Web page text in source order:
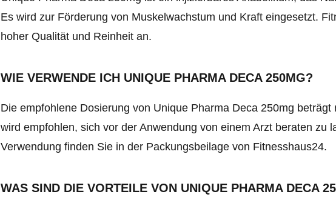
Es wird zur Förderung von Muskelwachstum und Kraft eingesetzt.
hoher Qualität und Reinheit an.
WIE VERWENDE ICH UNIQUE PHARMA DECA 250MG?
Die empfohlene Dosierung von Unique Pharma Deca 250mg
wird empfohlen, sich vor der Anwendung von einem Arzt beraten zu
Verwendung finden Sie in der Packungsbeilage von Fitnesshaus24.
WAS SIND DIE VORTEILE VON UNIQUE PHARMA DECA